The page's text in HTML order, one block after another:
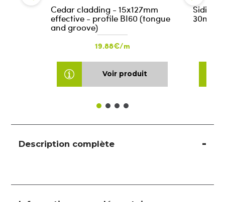
Cedar cladding - 15x127mm
effective - profile BI60 (tongue
and groove)
19.88€/m
Voir produit
Siding
30m roll
Description complète